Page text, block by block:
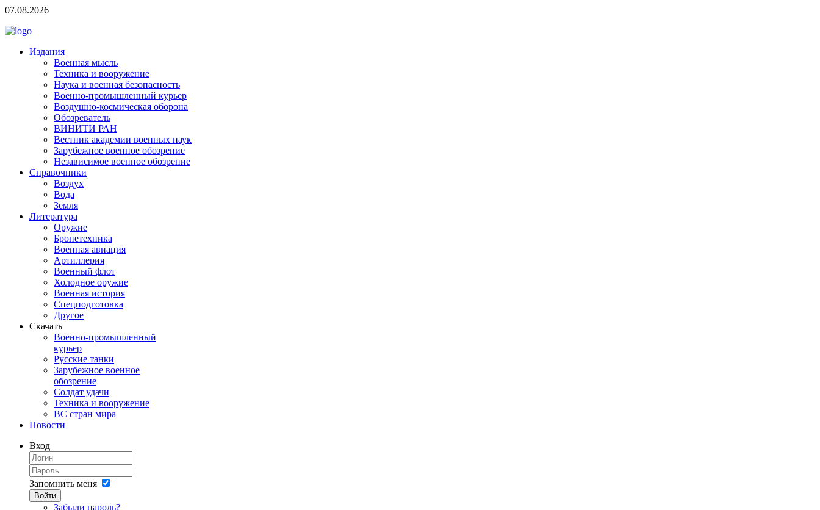
07.08.2026
Издания
Военная мысль
Техника и вооружение
Наука и военная безопасность
Военно-промышленный курьер
Воздушно-космическая оборона
Обозреватель
ВИНИТИ РАН
Вестник академии военных наук
Зарубежное военное обозрение
Независимое военное обозрение
Справочники
Воздух
Вода
Земля
Литература
Оружие
Бронетехника
Военная авиация
Артиллерия
Военный флот
Холодное оружие
Военная история
Спецподготовка
Другое
Скачать
Военно-промышленный
курьер
Русские танки
Зарубежное военное
обозрение
Солдат удачи
Техника и вооружение
ВС стран мира
Новости
Вход
Запомнить меня
Войти
Забыли пароль?